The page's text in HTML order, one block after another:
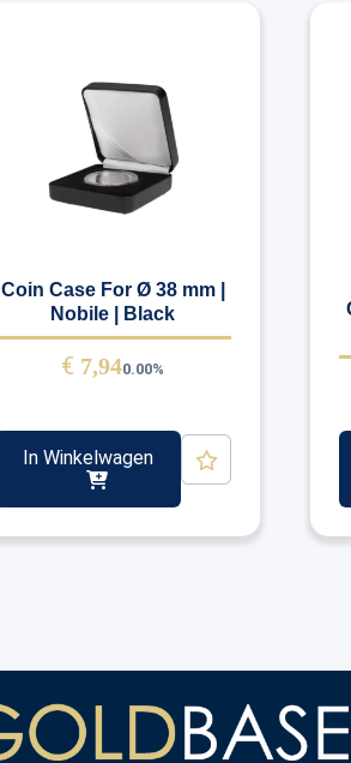
Coin Case For Ø 38 mm |
Nobile | Black
€ 7,940.00%
In Winkelwagen